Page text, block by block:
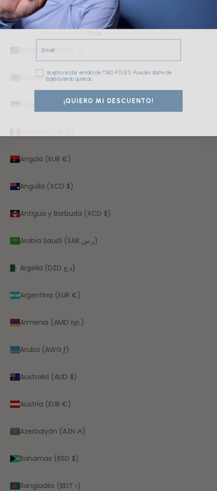
España (EUR €)
Albania (ALL L)
Alemania (EUR €)
Angola (EUR €)
Anguila (XCD $)
Antigua y Barbuda (XCD $)
Arabia Saudí (SAR ر.س)
Argelia (DZD د.ج)
Argentina (EUR €)
Armenia (AMD դր.)
Aruba (AWG ƒ)
Australia (AUD $)
Austria (EUR €)
Azerbaiyán (AZN ₼)
Bahamas (BSD $)
Bangladés (BDT ৳)
Email
Consentimiento
Acepto recibir emails de TWO POLES. Puedes darte de
baja cuando quieras.
¡QUIERO MI DESCUENTO!